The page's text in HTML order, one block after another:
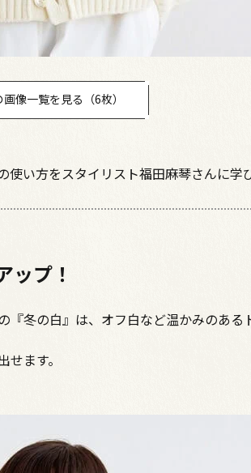
像一覧を見る（6枚）
い方をスタイリスト福田麻琴さんに学び
ップ！
冬の白』は、オフ白など温かみのある
ます。